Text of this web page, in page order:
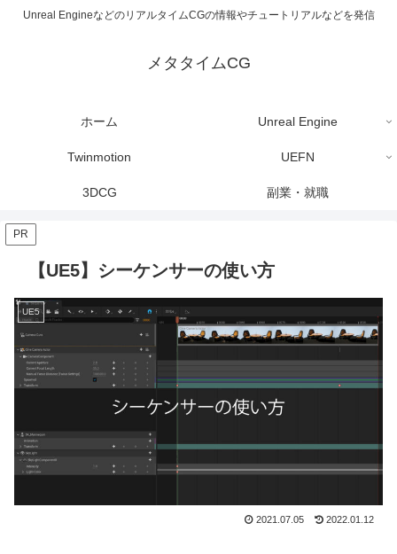
Unreal EngineなどのリアルタイムCGの情報やチュートリアルなどを発信
メタタイムCG
ホーム Unreal Engine
Twinmotion UEFN
3DCG 副業・就職
PR
【UE5】シーケンサーの使い方
UE5
2021.07.05 2022.01.12